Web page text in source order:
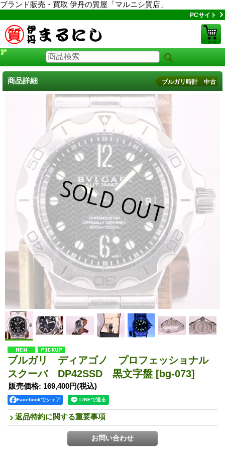
ブランド販売・買取 伊丹の質屋「マルニシ質店」
PCサイト
商品詳細 ブルガリ時計 中古
ブルガリ ディアゴノ プロフェッショナル
スクーバ DP42SSD 黒文字盤 [bg-073]
販売価格: 169,400円(税込)
Facebookでシェア
返品特約に関する重要事項